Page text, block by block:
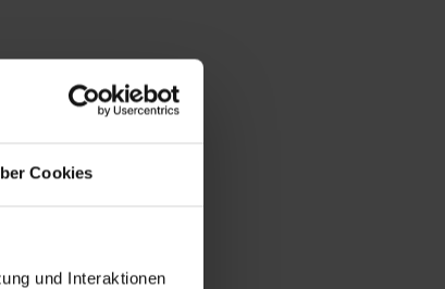
Cookies
und Interaktionen